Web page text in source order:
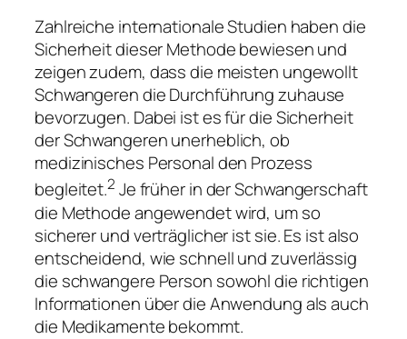
Zahlreiche internationale Studien haben die
Sicherheit dieser Methode bewiesen und
zeigen zudem, dass die meisten ungewollt
Schwangeren die Durchführung zuhause
bevorzugen. Dabei ist es für die Sicherheit
der Schwangeren unerheblich, ob
medizinisches Personal den Prozess
begleitet.2 Je früher in der Schwangerschaft
die Methode angewendet wird, um so
sicherer und verträglicher ist sie. Es ist also
entscheidend, wie schnell und zuverlässig
die schwangere Person sowohl die richtigen
Informationen über die Anwendung als auch
die Medikamente bekommt.